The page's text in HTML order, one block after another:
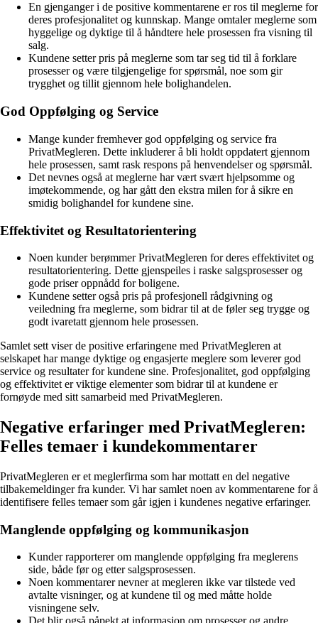
En gjenganger i de positive kommentarene er ros til meglerne for
deres profesjonalitet og kunnskap. Mange omtaler meglerne som
hyggelige og dyktige til å håndtere hele prosessen fra visning til
salg.
Kundene setter pris på meglerne som tar seg tid til å forklare
prosesser og være tilgjengelige for spørsmål, noe som gir
trygghet og tillit gjennom hele bolighandelen.
God Oppfølging og Service
Mange kunder fremhever god oppfølging og service fra
PrivatMegleren. Dette inkluderer å bli holdt oppdatert gjennom
hele prosessen, samt rask respons på henvendelser og spørsmål.
Det nevnes også at meglerne har vært svært hjelpsomme og
imøtekommende, og har gått den ekstra milen for å sikre en
smidig bolighandel for kundene sine.
Effektivitet og Resultatorientering
Noen kunder berømmer PrivatMegleren for deres effektivitet og
resultatorientering. Dette gjenspeiles i raske salgsprosesser og
gode priser oppnådd for boligene.
Kundene setter også pris på profesjonell rådgivning og
veiledning fra meglerne, som bidrar til at de føler seg trygge og
godt ivaretatt gjennom hele prosessen.
Samlet sett viser de positive erfaringene med PrivatMegleren at
selskapet har mange dyktige og engasjerte meglere som leverer god
service og resultater for kundene sine. Profesjonalitet, god oppfølging
og effektivitet er viktige elementer som bidrar til at kundene er
fornøyde med sitt samarbeid med PrivatMegleren.
Negative erfaringer med PrivatMegleren:
Felles temaer i kundekommentarer
PrivatMegleren er et meglerfirma som har mottatt en del negative
tilbakemeldinger fra kunder. Vi har samlet noen av kommentarene for å
identifisere felles temaer som går igjen i kundenes negative erfaringer.
Manglende oppfølging og kommunikasjon
Kunder rapporterer om manglende oppfølging fra meglerens
side, både før og etter salgsprosessen.
Noen kommentarer nevner at megleren ikke var tilstede ved
avtalte visninger, og at kundene til og med måtte holde
visningene selv.